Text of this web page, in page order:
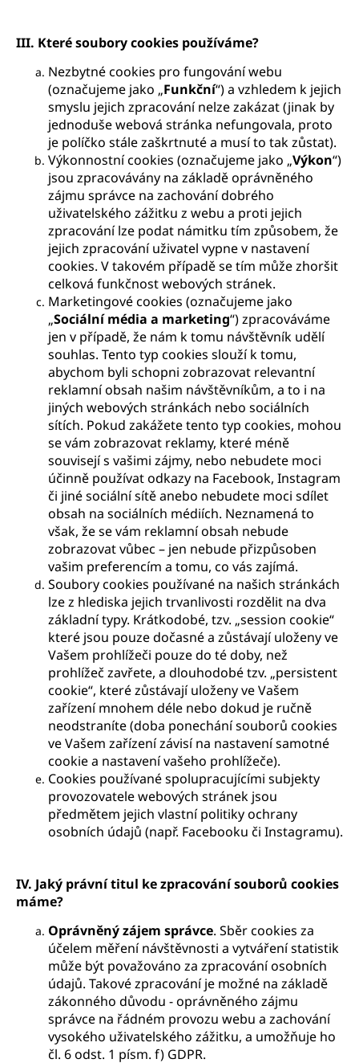
III. Které soubory cookies používáme?
Nezbytné cookies pro fungování webu
(označujeme jako „Funkční“) a vzhledem k jejich
smyslu jejich zpracování nelze zakázat (jinak by
jednoduše webová stránka nefungovala, proto
je políčko stále zaškrtnuté a musí to tak zůstat).
Výkonnostní cookies (označujeme jako „Výkon“)
jsou zpracovávány na základě oprávněného
zájmu správce na zachování dobrého
uživatelského zážitku z webu a proti jejich
zpracování lze podat námitku tím způsobem, že
jejich zpracování uživatel vypne v nastavení
cookies. V takovém případě se tím může zhoršit
celková funkčnost webových stránek.
Marketingové cookies (označujeme jako
„Sociální média a marketing“) zpracováváme
jen v případě, že nám k tomu návštěvník udělí
souhlas. Tento typ cookies slouží k tomu,
abychom byli schopni zobrazovat relevantní
reklamní obsah našim návštěvníkům, a to i na
jiných webových stránkách nebo sociálních
sítích. Pokud zakážete tento typ cookies, mohou
se vám zobrazovat reklamy, které méně
souvisejí s vašimi zájmy, nebo nebudete moci
účinně používat odkazy na Facebook, Instagram
či jiné sociální sítě anebo nebudete moci sdílet
obsah na sociálních médiích. Neznamená to
však, že se vám reklamní obsah nebude
zobrazovat vůbec – jen nebude přizpůsoben
vašim preferencím a tomu, co vás zajímá.
Soubory cookies používané na našich stránkách
lze z hlediska jejich trvanlivosti rozdělit na dva
základní typy. Krátkodobé, tzv. „session cookie“
které jsou pouze dočasné a zůstávají uloženy ve
Vašem prohlížeči pouze do té doby, než
prohlížeč zavřete, a dlouhodobé tzv. „persistent
cookie“, které zůstávají uloženy ve Vašem
zařízení mnohem déle nebo dokud je ručně
neodstraníte (doba ponechání souborů cookies
ve Vašem zařízení závisí na nastavení samotné
cookie a nastavení vašeho prohlížeče).
Cookies používané spolupracujícími subjekty
provozovatele webových stránek jsou
předmětem jejich vlastní politiky ochrany
osobních údajů (např. Facebooku či Instagramu).
IV. Jaký právní titul ke zpracování souborů cookies
máme?
Oprávněný zájem správce. Sběr cookies za
účelem měření návštěvnosti a vytváření statistik
může být považováno za zpracování osobních
údajů. Takové zpracování je možné na základě
zákonného důvodu - oprávněného zájmu
správce na řádném provozu webu a zachování
vysokého uživatelského zážitku, a umožňuje ho
čl. 6 odst. 1 písm. f) GDPR.